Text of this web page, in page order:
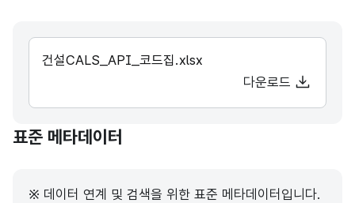
건설CALS_API_코드집.xlsx
다운로드
표준 메타데이터
※ 데이터 연계 및 검색을 위한 표준 메타데이터입니다.